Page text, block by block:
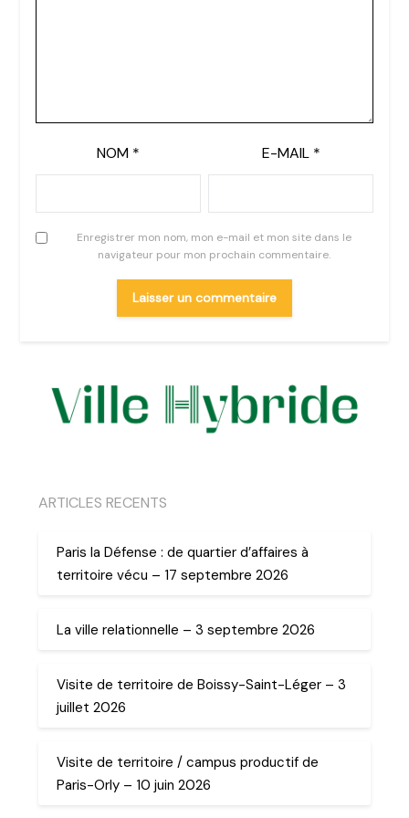
NOM * E-MAIL *
Enregistrer mon nom, mon e-mail et mon site dans le
navigateur pour mon prochain commentaire.
ARTICLES RECENTS
Paris la Défense : de quartier d’affaires à
territoire vécu – 17 septembre 2026
La ville relationnelle – 3 septembre 2026
Visite de territoire de Boissy-Saint-Léger – 3
juillet 2026
Visite de territoire / campus productif de
Paris-Orly – 10 juin 2026